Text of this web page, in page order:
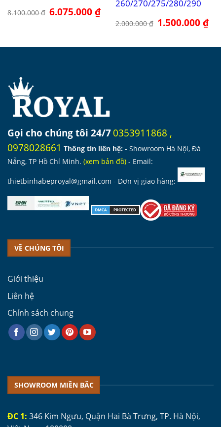
8.100.000₫ Giá
gốc
6.075.000₫Giá
hiện
260/270/275/280/290
2.000.000₫ Giá
gốc
1.500.000₫Giá
Gọi cho chúng tôi 24/70353911868 ,
0978028661 Thông tin liên hệ: - Showroom Hà Nội, Đà
Nẵng, TP Hồ Chí Minh. (xem bản đồ) - Email:
thietbinhabeproyal@gmail.com - Đơn vị giao hàng:
VỀ CHÚNG TÔI
Giới thiệu
Liên hệ
Chính sách chung
SHOWROOM MIỀN BẮC
ĐC 1: 346 Kim Ngưu, Quận Hai Bà Trưng, TP. Hà Nội,